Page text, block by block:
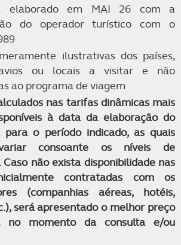
elaborado em MAI 26 com a
do operador turístico com o
ilustrativas dos países,
ou locais a visitar e não
ao programa de viagem
nas tarifas dinâmicas mais
à data da elaboração do
para o período indicado, as quais
consoante os níveis de
Caso não exista disponibilidade nas
contratadas com os
(companhias aéreas, hotéis,
será apresentado o melhor preço
no momento da consulta e/ou